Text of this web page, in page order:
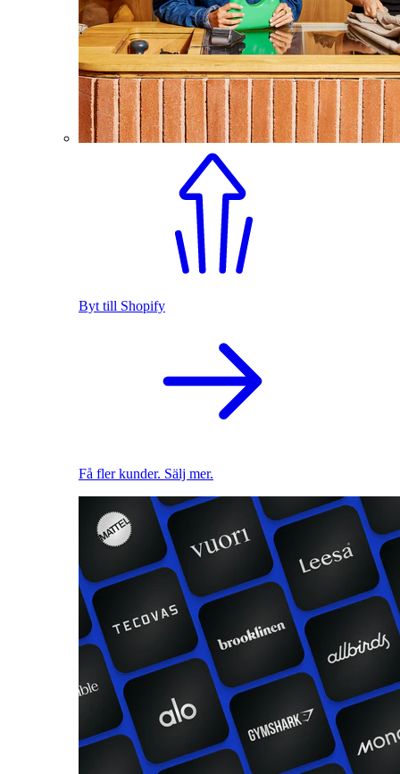
Byt till Shopify
Få fler kunder. Sälj mer.